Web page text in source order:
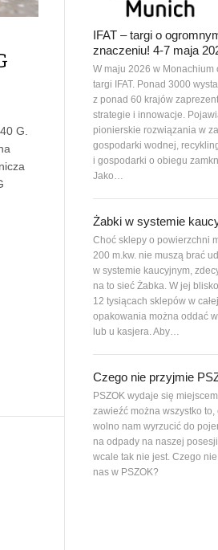
G.
IFAT – targi o
znaczeniu! 4-7 maja
W maju 2026 w Monachium
targi IFAT. Ponad 3000
z ponad 60 krajów
strategie i innowacje.
pionierskie rozwiązania w
gospodarki wodnej,
i gospodarki o obiegu
Jako…
Żabki w systemie
Choć sklepy o powierzchni
200 m.kw. nie muszą brać
w systemie kaucyjnym,
na to sieć Żabka. W jej blisko
12 tysiącach sklepów w
opakowania można oddać
lub u kasjera. Aby…
Czego nie przyjmie
PSZOK wydaje się
zawieźć można wszystko to,
wolno nam wyrzucić do
na odpady na naszej
wcale tak nie jest. Czego
nas w PSZOK?